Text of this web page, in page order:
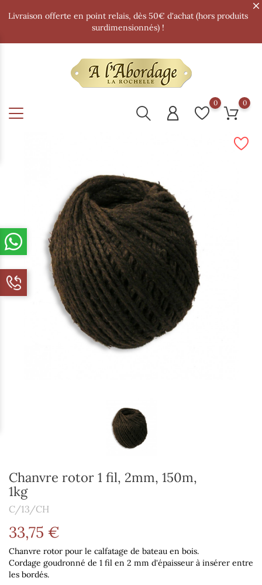
Livraison offerte en point relais, dès 50€ d'achat (hors produits
surdimensionnés) !
0 0
Chanvre rotor 1 fil, 2mm, 150m,
1kg
C/13/CH
33,75 €
Chanvre rotor pour le calfatage de bateau en bois.
Cordage goudronné de 1 fil en 2 mm d'épaisseur à insérer entre
les bordés.